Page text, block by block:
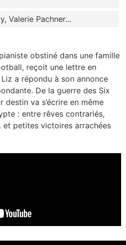
Valerie Pachner...
obstiné dans une famille
reçoit une lettre en
a répondu à son annonce
De la guerre des Six
destin va s’écrire en même
: entre rêves contrariés,
et petites victoires arrachées